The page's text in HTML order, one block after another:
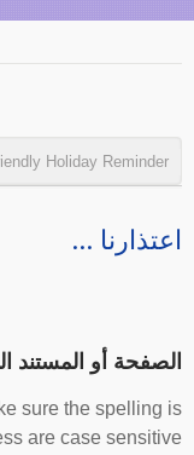
...
أو المستند
sure the spelling
are case